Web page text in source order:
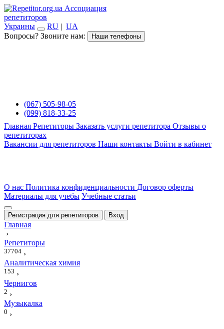
Ассоциация
репетиторов
Украины
RU | UA
Вопросы? Звоните нам:
Наши телефоны
(067) 505-98-05
(099) 818-33-25
Главная Репетиторы Заказать услуги репетитора Отзывы о
репетиторах
Вакансии для репетиторов Наши контакты Войти в кабинет
О нас Политика конфиденциальности Договор оферты
Материалы для учебы Учебные статьи
Регистрация для репетиторов Вход
Главная
›
Репетиторы
37704 ›
Аналитическая химия
153 ›
Чернигов
2 ›
Музыкалка
0 ›